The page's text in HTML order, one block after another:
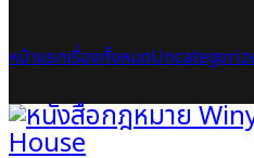
หน้าแรกเรื่องทั้งหมด